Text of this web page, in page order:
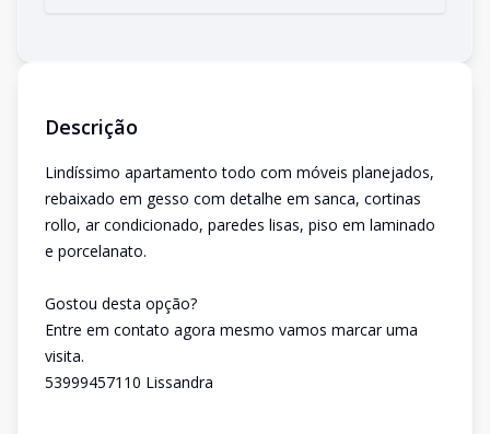
Descrição
Lindíssimo apartamento todo com móveis planejados,
rebaixado em gesso com detalhe em sanca, cortinas
rollo, ar condicionado, paredes lisas, piso em laminado
e porcelanato.
Gostou desta opção?
Entre em contato agora mesmo vamos marcar uma
visita.
53999457110 Lissandra